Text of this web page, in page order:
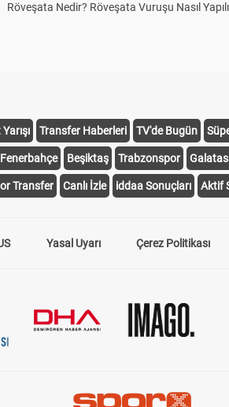
Röveşata Nedir? Röveşata Vuruşu Nasıl
Transfer Haberleri TV'de Bugün
Fenerbahçe Beşiktaş Trabzonspor
Transfer Canlı İzle iddaa Sonuçları Aktif
Yasal Uyarı Çerez Politikası